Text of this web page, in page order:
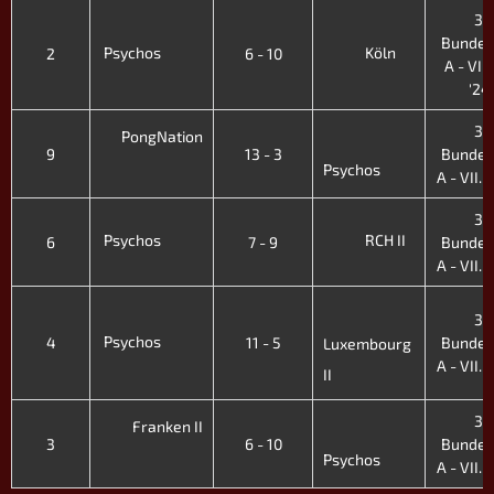
2 Psychos 6 - 10 Köln
3.
A -
'24
9
PongNation
13 - 3
Psychos
3.
A - VII.
6 Psychos 7 - 9 RCH II
3.
A - VII.
4 Psychos 11 - 5
Luxembourg
II
3.
A - VII.
3
Franken II
6 - 10
Psychos
3.
A - VII.